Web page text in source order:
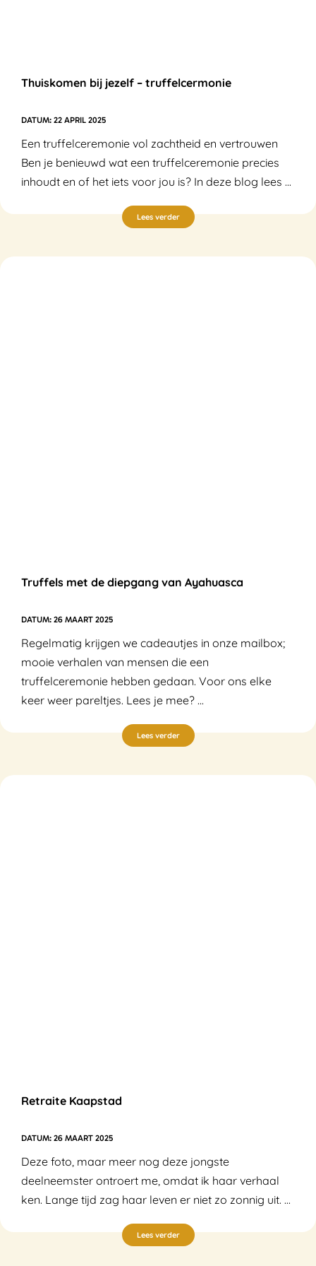
Thuiskomen bij jezelf – truffelcermonie
22 APRIL 2025
Een truffelceremonie vol zachtheid en vertrouwen
Ben je benieuwd wat een truffelceremonie precies
inhoudt en of het iets voor jou is? In deze blog lees ...
Lees verder
Truffels met de diepgang van Ayahuasca
26 MAART 2025
Regelmatig krijgen we cadeautjes in onze mailbox;
mooie verhalen van mensen die een
truffelceremonie hebben gedaan. Voor ons elke
keer weer pareltjes. Lees je mee? ...
Lees verder
Retraite Kaapstad
26 MAART 2025
Deze foto, maar meer nog deze jongste
deelneemster ontroert me, omdat ik haar verhaal
ken. Lange tijd zag haar leven er niet zo zonnig uit. ...
Lees verder